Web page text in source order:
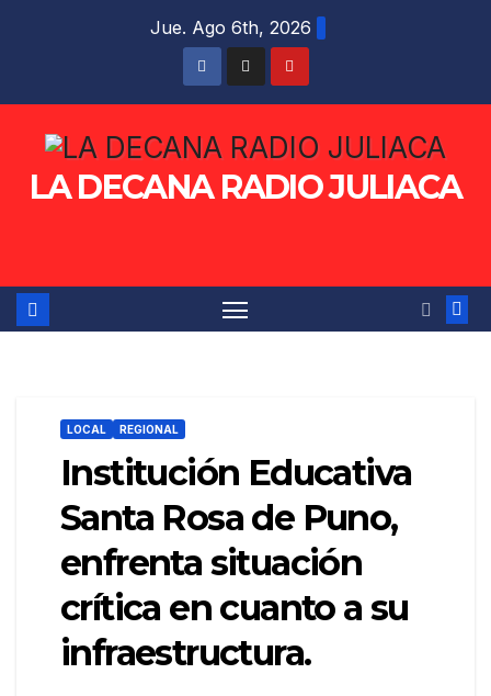
Jue. Ago 6th, 2026
LA DECANA RADIO JULIACA
LOCAL REGIONAL
Institución Educativa
Santa Rosa de Puno,
enfrenta situación
crítica en cuanto a su
infraestructura.